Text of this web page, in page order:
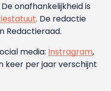
onafhankelijkheid is
. De redactie
Redactieraad.
media: Instragram,
keer per jaar verschijnt